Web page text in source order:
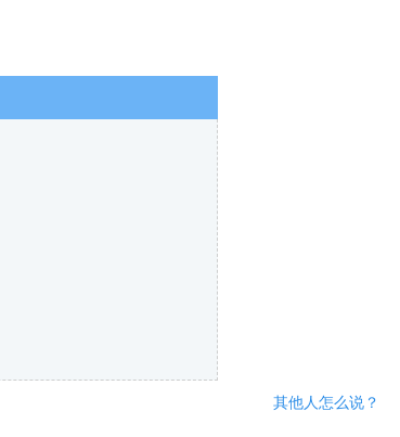
其他人怎么说？